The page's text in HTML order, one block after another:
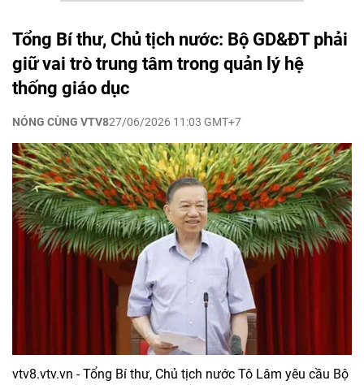
Tổng Bí thư, Chủ tịch nước: Bộ GD&ĐT phải
giữ vai trò trung tâm trong quản lý hệ
thống giáo dục
NÓNG CÙNG VTV827/06/2026 11:03 GMT+7
vtv8.vtv.vn - Tổng Bí thư, Chủ tịch nước Tô Lâm yêu cầu Bộ